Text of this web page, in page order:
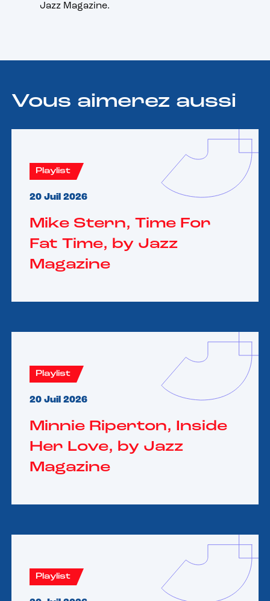
Jazz Magazine.
Vous aimerez aussi
Playlist
20 Juil 2026
Mike Stern, Time For
Fat Time, by Jazz
Magazine
Playlist
20 Juil 2026
Minnie Riperton, Inside
Her Love, by Jazz
Magazine
Playlist